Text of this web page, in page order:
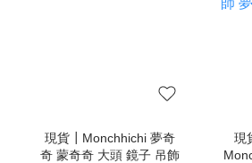
現貨┃Monchhichi 夢奇
奇 蒙奇奇 大頭 鏡子 吊飾
現